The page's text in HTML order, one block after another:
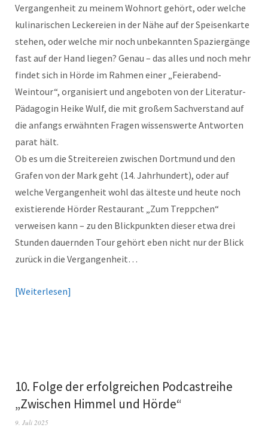
Vergangenheit zu meinem Wohnort gehört, oder welche
kulinarischen Leckereien in der Nähe auf der Speisenkarte
stehen, oder welche mir noch unbekannten Spaziergänge
fast auf der Hand liegen? Genau – das alles und noch mehr
findet sich in Hörde im Rahmen einer „Feierabend-
Weintour“, organisiert und angeboten von der Literatur-
Pädagogin Heike Wulf, die mit großem Sachverstand auf
die anfangs erwähnten Fragen wissenswerte Antworten
parat hält.
Ob es um die Streitereien zwischen Dortmund und den
Grafen von der Mark geht (14. Jahrhundert), oder auf
welche Vergangenheit wohl das älteste und heute noch
existierende Hörder Restaurant „Zum Treppchen“
verweisen kann – zu den Blickpunkten dieser etwa drei
Stunden dauernden Tour gehört eben nicht nur der Blick
zurück in die Vergangenheit…
Weiterlesen
10. Folge der erfolgreichen Podcastreihe
„Zwischen Himmel und Hörde“
9. Juli 2025